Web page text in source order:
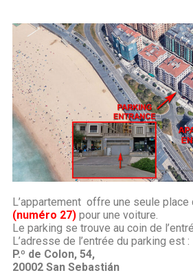
L’appartement offre une seule
(numéro 27) pour une voiture.
Le parking se trouve au coin de
L’adresse de l’entrée du parking est :
P.º de Colon, 54,
20002 San Sebastián